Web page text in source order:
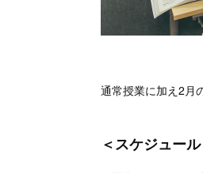
通常授業に加え2月
＜スケジュール